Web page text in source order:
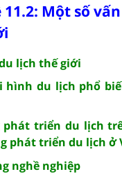
Một số
lịch thế giới
hình du lịch phổ
phát triển du lịch
phát triển du lịch ở
nghề nghiệp